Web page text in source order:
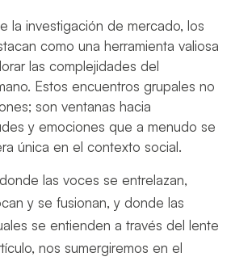
la investigación de mercado, los
como una herramienta valiosa
las complejidades del
Estos encuentros grupales no
son ventanas hacia
y emociones que a menudo se
única en el contexto social.
las voces se entrelazan,
y se fusionan, y donde las
se entienden a través del lente
nos sumergiremos en el